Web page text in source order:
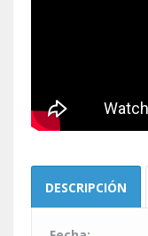
DESCRIPCIÓN